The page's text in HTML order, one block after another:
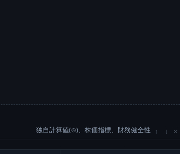
独自計算値(⊙)、株価指標、財務健全性 ↑ ↓ ×